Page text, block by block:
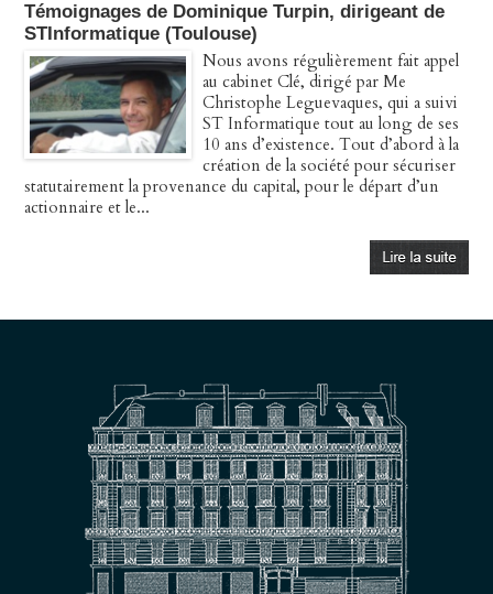
Témoignages de Dominique Turpin, dirigeant de
STInformatique (Toulouse)
Nous avons régulièrement fait appel
au cabinet Clé, dirigé par Me
Christophe Leguevaques, qui a suivi
ST Informatique tout au long de ses
10 ans d’existence. Tout d’abord à la
création de la société pour sécuriser
statutairement la provenance du capital, pour le départ d’un
actionnaire et le...